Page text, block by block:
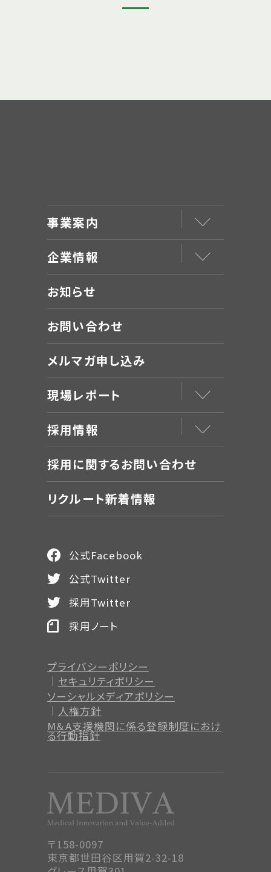
事業案内
企業情報
お知らせ
お問い合わせ
メルマガ申し込み
現場レポート
採用情報
採用に関するお問い合わせ
リクルート新着情報
〒158-0097
東京都世田谷区用賀2-32-18
プライバシーポリシー
セキュリティポリシー
ソーシャルメディアポリシー
人権方針
M＆A支援機関に係る登録制度におけ
る行動指針
公式Facebook
公式Twitter
採用Twitter
採用ノート